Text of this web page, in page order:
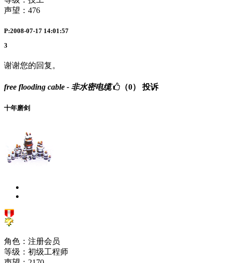
声望： 476
P:2008-07-17 14:01:57
3
谢谢您的回复。
free flooding cable - 非水密电缆 （0） 投诉
十年磨剑
角色：注册会员
等级：初级工程师